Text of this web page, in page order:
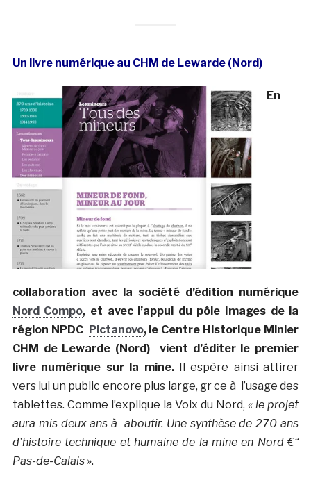
Un livre numérique au CHM de Lewarde (Nord)
En
collaboration avec la société d’édition numérique
Nord Compo, et avec l’appui du pôle Images de la
région NPDC Pictanovo, le Centre Historique Minier
CHM de Lewarde (Nord) vient d’éditer le premier
livre numérique sur la mine.Il espère ainsi attirer
vers lui un public encore plus large, gr ce à l’usage des
tablettes. Comme l’explique la Voix du Nord,« le projet
aura mis deux ans à aboutir. Une synthèse de 270 ans
d’histoire technique et humaine de la mine en Nord €“
Pas-de-Calais ».